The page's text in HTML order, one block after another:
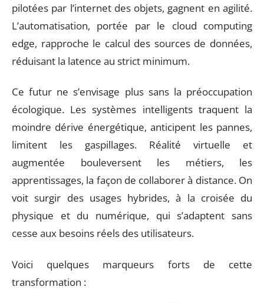
pilotées par l’internet des objets, gagnent en agilité.
L’automatisation, portée par le cloud computing
edge, rapproche le calcul des sources de données,
réduisant la latence au strict minimum.
Ce futur ne s’envisage plus sans la préoccupation
écologique. Les systèmes intelligents traquent la
moindre dérive énergétique, anticipent les pannes,
limitent les gaspillages. Réalité virtuelle et
augmentée bouleversent les métiers, les
apprentissages, la façon de collaborer à distance. On
voit surgir des usages hybrides, à la croisée du
physique et du numérique, qui s’adaptent sans
cesse aux besoins réels des utilisateurs.
Voici quelques marqueurs forts de cette
transformation :